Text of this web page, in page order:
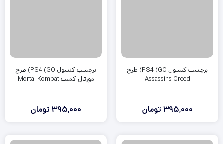
برچسب کنسول PS4 (GO) طرح
Assassins Creed
395,000 تومان
برچسب کنسول PS4 (GO) طرح
مورتال کمبت Mortal Kombat
395,000 تومان